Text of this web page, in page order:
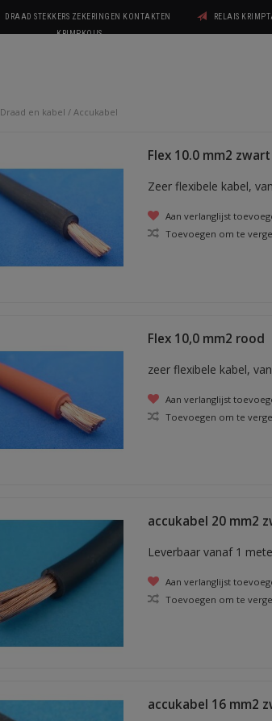
DRAAD STEKKERS ZEKERINGEN KONTAKTEN
KRIMPKOUS
RELAIS
Draad en kabel / Accukabel
Flex 10.0 mm2 zwart
Zeer flexibele kabel,
Aan verlanglijst
Toevoegen om te
Flex 10,0 mm2 rood
zeer flexibele kabel,
Aan verlanglijst
Toevoegen om te
accukabel 20 mm2
Leverbaar vanaf 1
Aan verlanglijst
Toevoegen om te
accukabel 16 mm2